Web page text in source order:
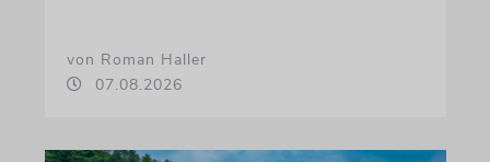
von Roman Haller
07.08.2026